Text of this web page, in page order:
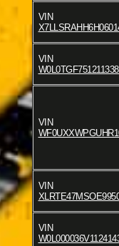
VIN
VIN
VIN
VIN
VIN